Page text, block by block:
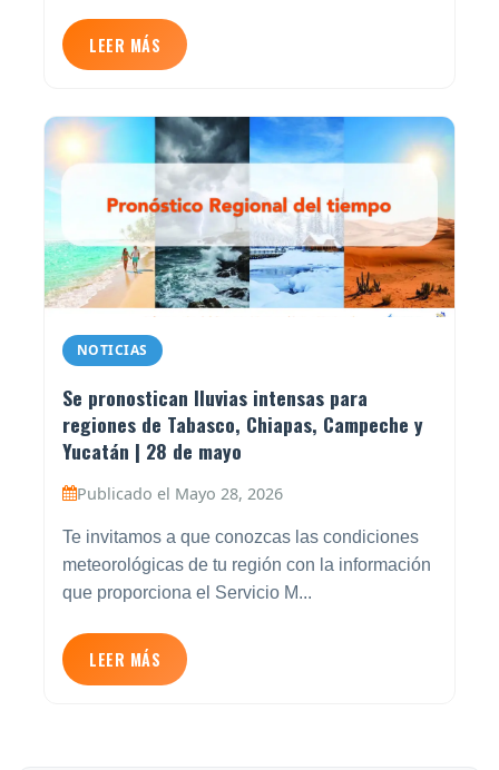
LEER MÁS
NOTICIAS
Se pronostican lluvias intensas para
regiones de Tabasco, Chiapas, Campeche y
Yucatán | 28 de mayo
Publicado el Mayo 28, 2026
Te invitamos a que conozcas las condiciones
meteorológicas de tu región con la información
que proporciona el Servicio M...
LEER MÁS